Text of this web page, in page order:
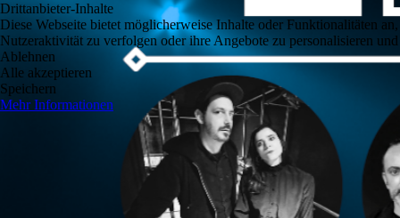
Drittanbieter-Inhalte
Diese Webseite bietet möglicherweise Inhalte oder Funktionalitäten
Nutzeraktivität zu verfolgen oder ihre Angebote zu personalisieren
Ablehnen
Alle akzeptieren
Speichern
Mehr Informationen